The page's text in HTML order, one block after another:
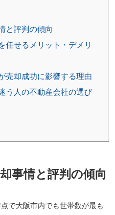
と評判の傾向
任せるメリット・デメリ
売却成功に影響する理由
う人の不動産会社の選び
事情と評判の傾向
で大阪市内でも世帯数が最も